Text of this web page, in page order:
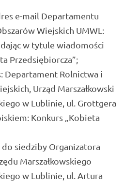
e-mail Departamentu
Wiejskich UMWL:
w tytule wiadomości
Przedsiębiorcza”;
Departament Rolnictwa i
Urząd Marszałkowski
w Lublinie, ul. Grottgera
Konkurs „Kobieta
do siedziby Organizatora
Marszałkowskiego
w Lublinie, ul. Artura